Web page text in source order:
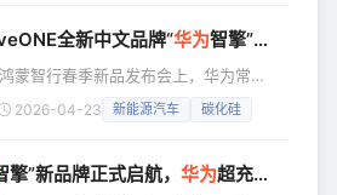
测试过程中采取
轮子开丢掉，并
的事”。 他披露了
认证，享界S9麋
全新中文品牌“华为智擎”正式发布，持续引领
蒙智行春季新品发布会上，华为常务
员会主任、终端BG董事长余承东对外
”。 继鸿蒙座舱、乾崑智驾之后，华为
2026-04-23 新能源汽车 碳化硅
擎”新品牌正式启航， 华为超充战略及系列新品重磅发布